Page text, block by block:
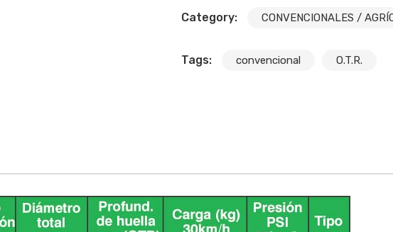
Category: CONVENCIONALES /
Tags: convencional O.T.R.